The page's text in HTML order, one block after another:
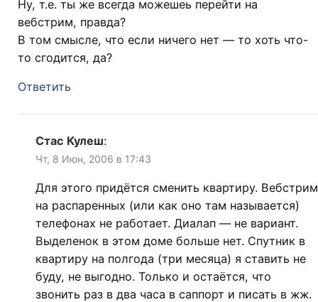
Ну, т.е. ты же всегда можешеь перейти на
вебстрим, правда?
В том смысле, что если ничего нет — то хоть что-
то сгодится, да?
Ответить
Стас Кулеш:
Чт, 8 Июн, 2006 в 17:43
Для этого придётся сменить квартиру. Вебстрим
на распаренных (или как оно там называется)
телефонах не работает. Диалап — не вариант.
Выделенок в этом доме больше нет. Спутник в
квартиру на полгода (три месяца) я ставить не
буду, не выгодно. Только и остаётся, что
звонить раз в два часа в саппорт и писать в жж.